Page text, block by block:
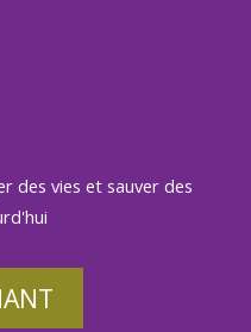
des vies et sauver des